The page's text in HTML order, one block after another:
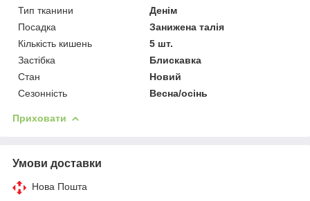
Тип тканини
Денім
Посадка
Занижена талія
Кількість кишень
5 шт.
Застібка
Блискавка
Стан
Новий
Сезонність
Весна/осінь
Приховати
Умови доставки
Нова Пошта